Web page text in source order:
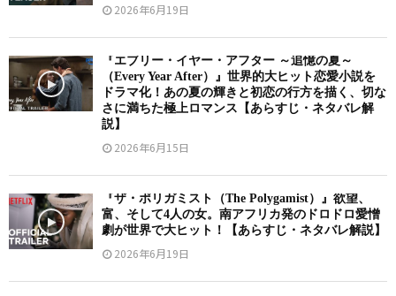
2026年6月19日
『エブリー・イヤー・アフター ～追憶の夏～
（Every Year After）』世界的大ヒット恋愛小説を
ドラマ化！あの夏の輝きと初恋の行方を描く、切な
さに満ちた極上ロマンス【あらすじ・ネタバレ解
説】
2026年6月15日
『ザ・ポリガミスト（The Polygamist）』欲望、
富、そして4人の女。南アフリカ発のドロドロ愛憎
劇が世界で大ヒット！【あらすじ・ネタバレ解説】
2026年6月19日